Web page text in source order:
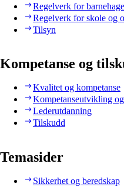
Regelverk for barnehage
Regelverk for skole og
Tilsyn
Kompetanse og
Kvalitet og kompetanse
Kompetanseutvikling
Lederutdanning
Tilskudd
Temasider
Sikkerhet og beredskap